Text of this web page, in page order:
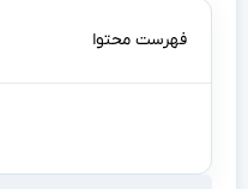
فهرست محتوا